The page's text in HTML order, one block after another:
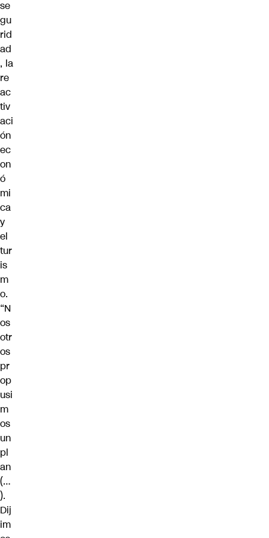
se
gu
rid
ad
, la
re
ac
tiv
aci
ón
ec
on
ó
mi
ca
y
el
tur
is
m
o.
“N
os
otr
os
pr
op
usi
m
os
un
pl
an
(…
).
Dij
im